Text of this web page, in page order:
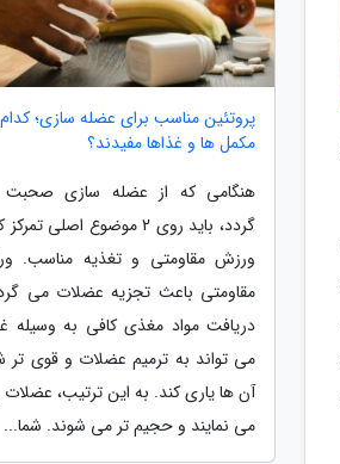
پروتئین مناسب برای عضله سازی؛ کدام
مکمل ها و غذاها مفیدند؟
هنگامی که از عضله سازی
گردد، باید روی 2 موضوع اصلی
ورزش مقاومتی و تغذیه مناسب.
مقاومتی باعث تجزیه عضلات می
دریافت مواد مغذی کافی به وسیله
می تواند به ترمیم عضلات و قوی
آن ها یاری کند. به این ترتیب،
می نمایند و حجیم تر می شوند. شما...